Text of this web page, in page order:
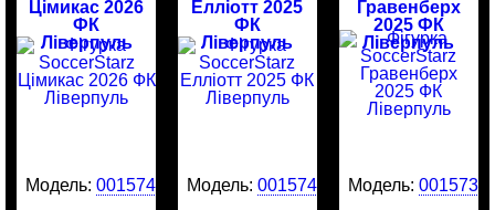
Цімикас 2026
ФК
Ліверпуль
Модель:0015741
Елліотт 2025
ФК
Ліверпуль
Модель:0015740
Гравенберх
2025 ФК
Ліверпуль
Модель: 0015735